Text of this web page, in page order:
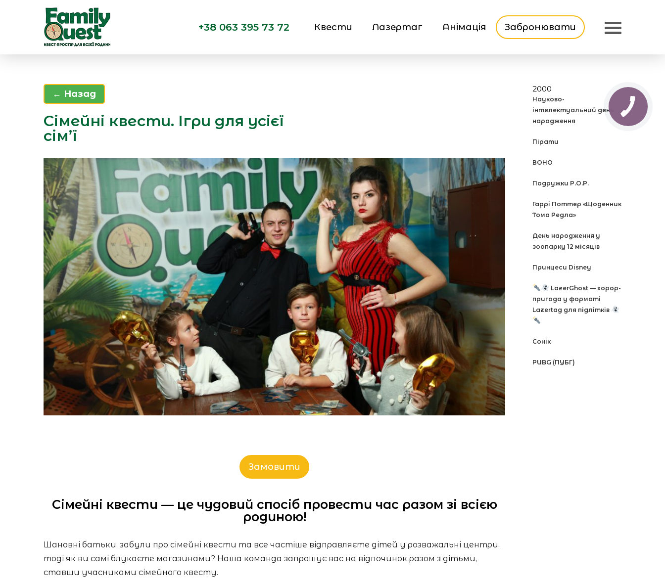
+38 063 395 73 72 Квести Лазертаг Анімація Забронювати
← Назад
Сімейні квести. Ігри для усієї
сім’ї
Замовити
Сімейні квести — це чудовий спосіб провести час разом зі всією
родиною!
Шановні батьки, забули про сімейні квести та все частіше відправляєте дітей у розважальні центри,
тоді як ви самі блукаєте магазинами? Наша команда запрошує вас на відпочинок разом з дітьми,
ставши учасниками сімейного квесту.
2000
Науково-
інтелектуальний день
народження
Пірати
ВОНО
Подружки P.O.P.
Гаррі Поттер «Щоденник
Тома Редла»
День народження у
зоопарку 12 місяців
Принцеси Disney
LazerGhost — хорор-
пригода у форматі
Lazertag для підлітків
Сонік
PUBG (ПУБГ)